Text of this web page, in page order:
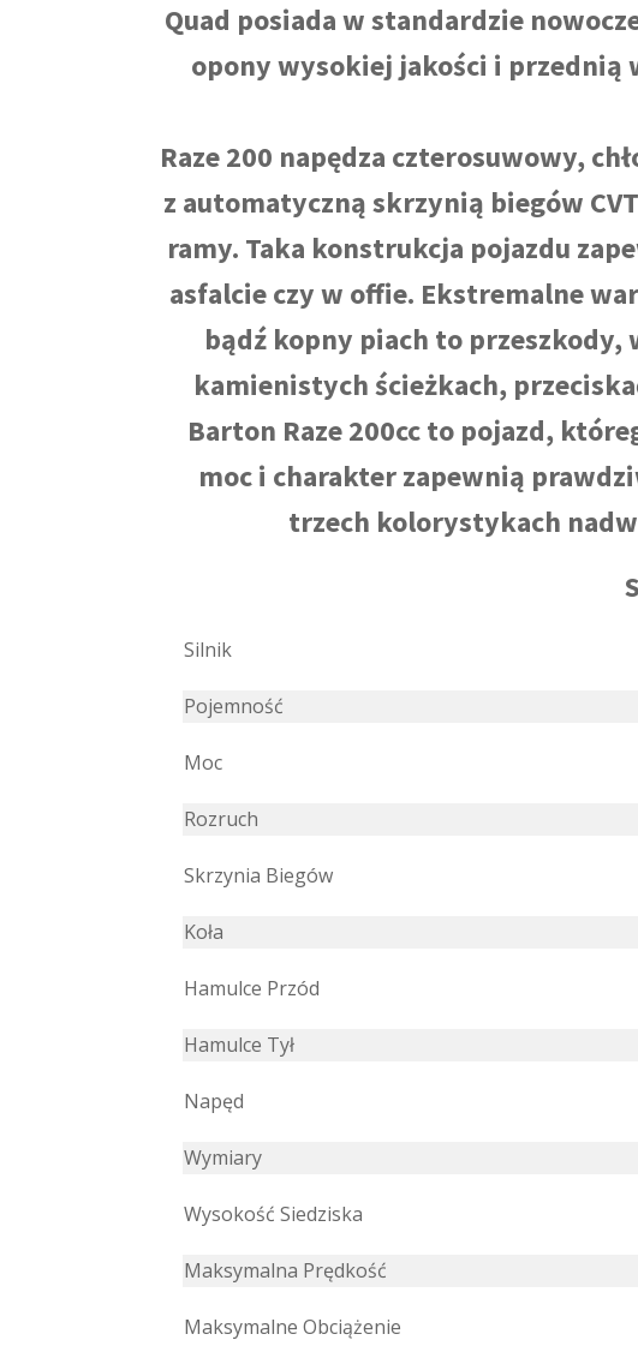
Quad posiada w standardzie
opony wysokiej jakości i przednią
Raze 200 napędza czterosuwowy,
z automatyczną skrzynią biegów
ramy. Taka konstrukcja pojazdu
asfalcie czy w offie. Ekstremalne
bądź kopny piach to
kamienistych ścieżkach,
Barton Raze 200cc to pojazd,
moc i charakter zapewnią
trzech kolorystykach
Silnik
Pojemność
Moc
Rozruch
Skrzynia Biegów
Koła
Hamulce Przód
Hamulce Tył
Napęd
Wymiary
Wysokość Siedziska
Maksymalna Prędkość
Maksymalne Obciążenie